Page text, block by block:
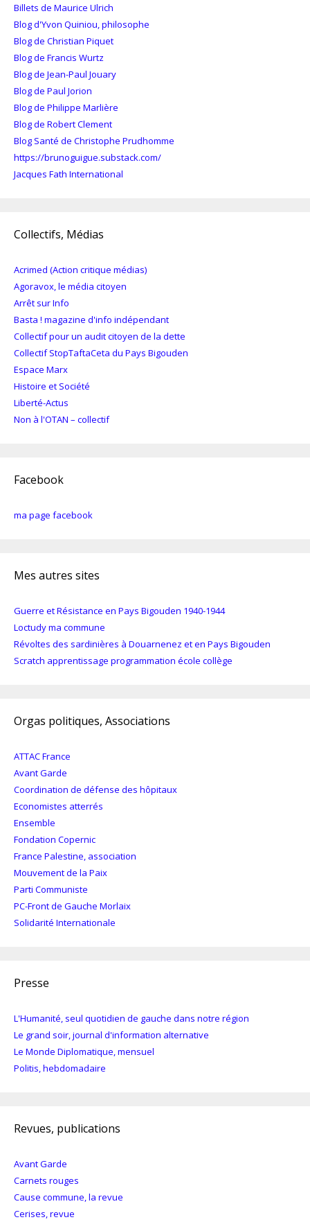
Billets de Maurice Ulrich
Blog d'Yvon Quiniou, philosophe
Blog de Christian Piquet
Blog de Francis Wurtz
Blog de Jean-Paul Jouary
Blog de Paul Jorion
Blog de Philippe Marlière
Blog de Robert Clement
Blog Santé de Christophe Prudhomme
https://brunoguigue.substack.com/
Jacques Fath International
Collectifs, Médias
Acrimed (Action critique médias)
Agoravox, le média citoyen
Arrêt sur Info
Basta ! magazine d'info indépendant
Collectif pour un audit citoyen de la dette
Collectif StopTaftaCeta du Pays Bigouden
Espace Marx
Histoire et Société
Liberté-Actus
Non à l'OTAN – collectif
Facebook
ma page facebook
Mes autres sites
Guerre et Résistance en Pays Bigouden 1940-1944
Loctudy ma commune
Révoltes des sardinières à Douarnenez et en Pays Bigouden
Scratch apprentissage programmation école collège
Orgas politiques, Associations
ATTAC France
Avant Garde
Coordination de défense des hôpitaux
Economistes atterrés
Ensemble
Fondation Copernic
France Palestine, association
Mouvement de la Paix
Parti Communiste
PC-Front de Gauche Morlaix
Solidarité Internationale
Presse
L'Humanité, seul quotidien de gauche dans notre région
Le grand soir, journal d'information alternative
Le Monde Diplomatique, mensuel
Politis, hebdomadaire
Revues, publications
Avant Garde
Carnets rouges
Cause commune, la revue
Cerises, revue